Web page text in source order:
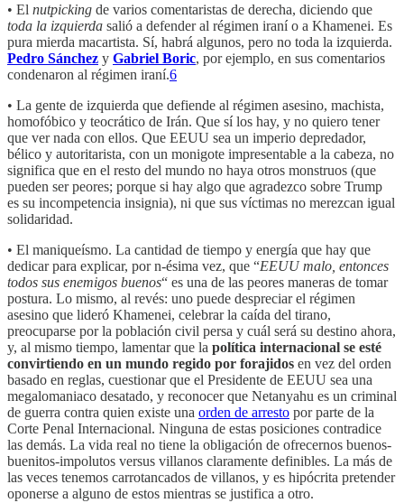
• El nutpicking de varios comentaristas de derecha, diciendo que
toda la izquierda salió a defender al régimen iraní o a Khamenei. Es
pura mierda macartista. Sí, habrá algunos, pero no toda la izquierda.
Pedro Sánchez y Gabriel Boric, por ejemplo, en sus comentarios
condenaron al régimen iraní.6
• La gente de izquierda que defiende al régimen asesino, machista,
homofóbico y teocrático de Irán. Que sí los hay, y no quiero tener
que ver nada con ellos. Que EEUU sea un imperio depredador,
bélico y autoritarista, con un monigote impresentable a la cabeza, no
significa que en el resto del mundo no haya otros monstruos (que
pueden ser peores; porque si hay algo que agradezco sobre Trump
es su incompetencia insignia), ni que sus víctimas no merezcan igual
solidaridad.
• El maniqueísmo. La cantidad de tiempo y energía que hay que
dedicar para explicar, por n-ésima vez, que “EEUU malo, entonces
todos sus enemigos buenos“ es una de las peores maneras de tomar
postura. Lo mismo, al revés: uno puede despreciar el régimen
asesino que lideró Khamenei, celebrar la caída del tirano,
preocuparse por la población civil persa y cuál será su destino ahora,
y, al mismo tiempo, lamentar que la política internacional se esté
convirtiendo en un mundo regido por forajidos en vez del orden
basado en reglas, cuestionar que el Presidente de EEUU sea una
megalomaniaco desatado, y reconocer que Netanyahu es un criminal
de guerra contra quien existe una orden de arresto por parte de la
Corte Penal Internacional. Ninguna de estas posiciones contradice
las demás. La vida real no tiene la obligación de ofrecernos buenos-
buenitos-impolutos versus villanos claramente definibles. La más de
las veces tenemos carrotancados de villanos, y es hipócrita pretender
oponerse a alguno de estos mientras se justifica a otro.